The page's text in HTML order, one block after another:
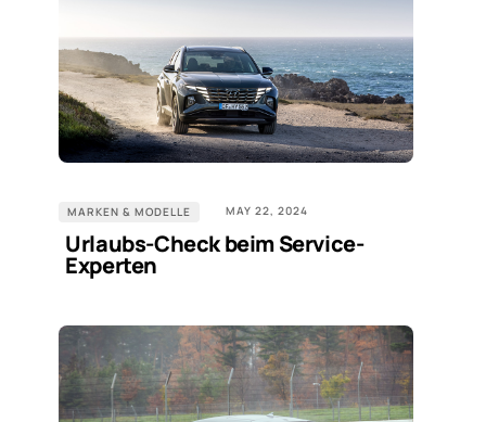
MARKEN & MODELLE MAY 22, 2024
Urlaubs-Check beim Service-
Experten